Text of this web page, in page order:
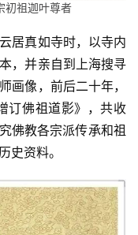
初祖迦叶尊者
居真如寺时，以寺内
，并亲自到上海搜寻
画像，前后二十年，
订佛祖道影》，共收
佛教各宗派传承和祖
史资料。